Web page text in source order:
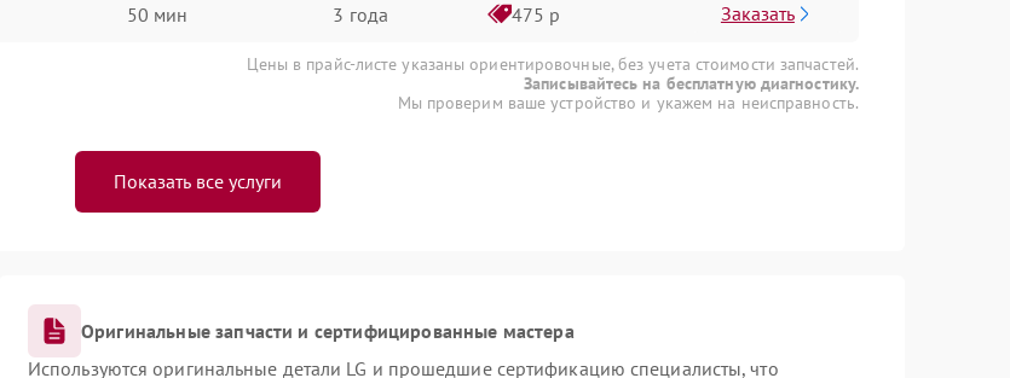
50 мин 3 года 475 р Заказать
Цены в прайс-листе указаны ориентировочные, без учета стоимости запчастей.
Записывайтесь на бесплатную диагностику.
Мы проверим ваше устройство и укажем на неисправность.
Показать все услуги
Оригинальные запчасти и сертифицированные мастера
Используются оригинальные детали LG и прошедшие сертификацию специалисты, что